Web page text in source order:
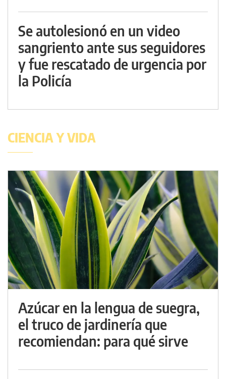
Se autolesionó en un video
sangriento ante sus seguidores
y fue rescatado de urgencia por
la Policía
CIENCIA Y VIDA
Azúcar en la lengua de suegra,
el truco de jardinería que
recomiendan: para qué sirve